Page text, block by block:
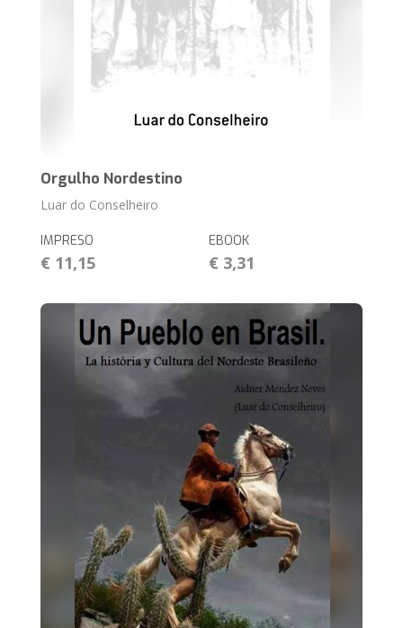
Orgulho Nordestino
Luar do Conselheiro
IMPRESO
€ 11,15
EBOOK
€ 3,31